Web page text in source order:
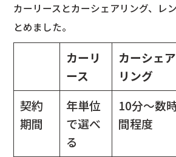
カーリースとカーシェアリング、レ
とめました。
カーリ
ース
カーシェア
リング
契約
期間
年単位
で選べ
る
10分～数
間程度